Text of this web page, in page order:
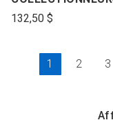
132,50 $
Page
1 2 3